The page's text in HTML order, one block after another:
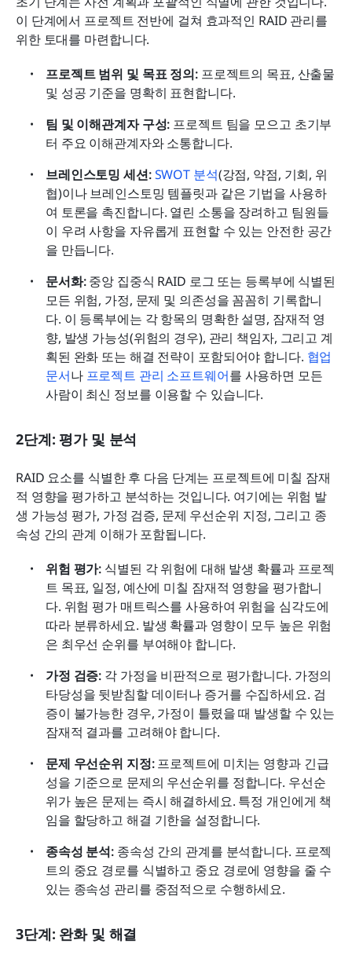
이 단계에서 프로젝트 전반에 걸쳐 효과적인 RAID 관리를
위한 토대를 마련합니다.
프로젝트 범위 및 목표 정의: 프로젝트의 목표, 산출물
및 성공 기준을 명확히 표현합니다.
팀 및 이해관계자 구성: 프로젝트 팀을 모으고 초기부
터 주요 이해관계자와 소통합니다.
브레인스토밍 세션: SWOT 분석(강점, 약점, 기회, 위
협)이나 브레인스토밍 템플릿과 같은 기법을 사용하
여 토론을 촉진합니다. 열린 소통을 장려하고 팀원들
이 우려 사항을 자유롭게 표현할 수 있는 안전한 공간
을 만듭니다.
문서화: 중앙 집중식 RAID 로그 또는 등록부에 식별된
모든 위험, 가정, 문제 및 의존성을 꼼꼼히 기록합니
다. 이 등록부에는 각 항목의 명확한 설명, 잠재적 영
향, 발생 가능성(위험의 경우), 관리 책임자, 그리고 계
획된 완화 또는 해결 전략이 포함되어야 합니다. 협업
문서나 프로젝트 관리 소프트웨어를 사용하면 모든
사람이 최신 정보를 이용할 수 있습니다.
2단계: 평가 및 분석
RAID 요소를 식별한 후 다음 단계는 프로젝트에 미칠 잠재
적 영향을 평가하고 분석하는 것입니다. 여기에는 위험 발
생 가능성 평가, 가정 검증, 문제 우선순위 지정, 그리고 종
속성 간의 관계 이해가 포함됩니다.
위험 평가: 식별된 각 위험에 대해 발생 확률과 프로젝
트 목표, 일정, 예산에 미칠 잠재적 영향을 평가합니
다. 위험 평가 매트릭스를 사용하여 위험을 심각도에
따라 분류하세요. 발생 확률과 영향이 모두 높은 위험
은 최우선 순위를 부여해야 합니다.
가정 검증: 각 가정을 비판적으로 평가합니다. 가정의
타당성을 뒷받침할 데이터나 증거를 수집하세요. 검
증이 불가능한 경우, 가정이 틀렸을 때 발생할 수 있는
잠재적 결과를 고려해야 합니다.
문제 우선순위 지정: 프로젝트에 미치는 영향과 긴급
성을 기준으로 문제의 우선순위를 정합니다. 우선순
위가 높은 문제는 즉시 해결하세요. 특정 개인에게 책
임을 할당하고 해결 기한을 설정합니다.
종속성 분석: 종속성 간의 관계를 분석합니다. 프로젝
트의 중요 경로를 식별하고 중요 경로에 영향을 줄 수
있는 종속성 관리를 중점적으로 수행하세요.
3단계: 완화 및 해결